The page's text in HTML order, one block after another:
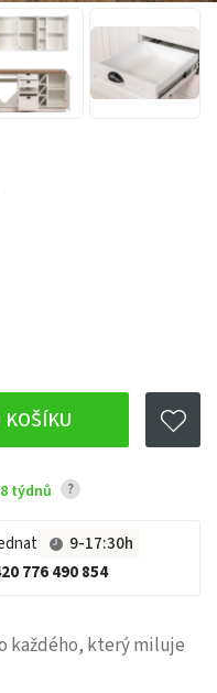
KOŠÍKU
týdnů ?
9-17:30h
776 490 854
každého, který miluje